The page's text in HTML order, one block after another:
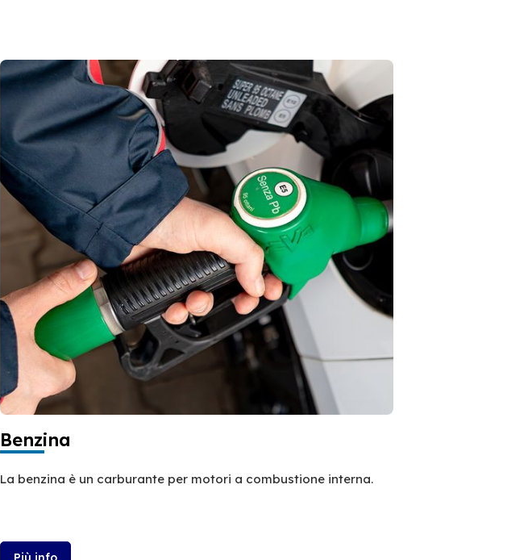
Benzina
La benzina è un carburante per motori a combustione interna.